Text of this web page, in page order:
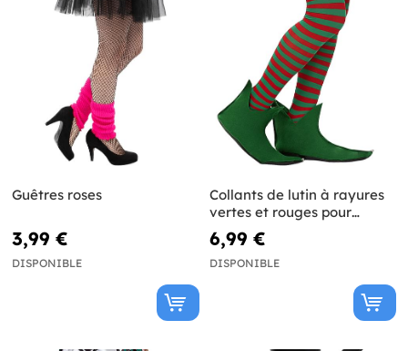
Guêtres roses
3,99 €
DISPONIBLE
Collants de lutin à rayures
vertes et rouges pour
femme
6,99 €
DISPONIBLE